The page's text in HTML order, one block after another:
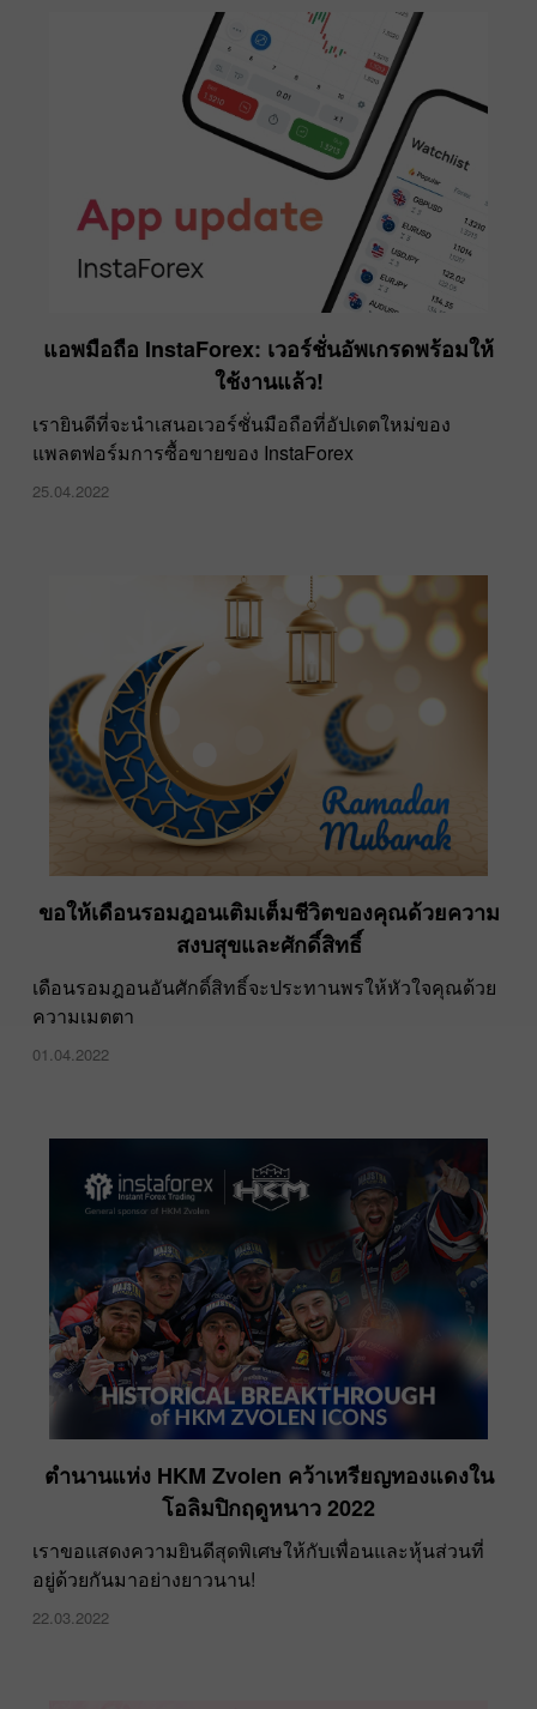
แอพมือถือ InstaForex: เวอร์ชั่นอัพเกรดพร้อมให้
ใช้งานแล้ว!
เรายินดีที่จะนำเสนอเวอร์ชั่นมือถือที่อัปเดตใหม่ของ
แพลตฟอร์มการซื้อขายของ InstaForex
25.04.2022
ขอให้เดือนรอมฎอนเติมเต็มชีวิตของคุณด้วยความ
สงบสุขและศักดิ์สิทธิ์
เดือนรอมฎอนอันศักดิ์สิทธิ์จะประทานพรให้หัวใจคุณด้วย
ความเมตตา
01.04.2022
ตำนานแห่ง HKM Zvolen คว้าเหรียญทองแดงใน
โอลิมปิกฤดูหนาว 2022
เราขอแสดงความยินดีสุดพิเศษให้กับเพื่อนและหุ้นส่วนที่
อยู่ด้วยกันมาอย่างยาวนาน!
22.03.2022